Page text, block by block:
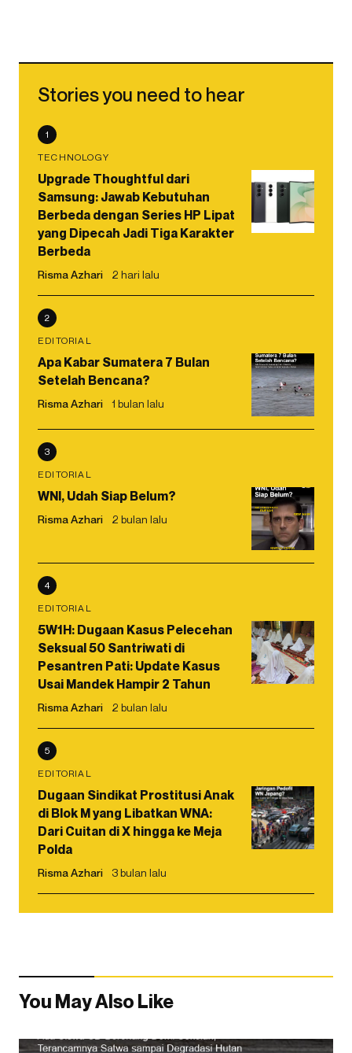
Stories you need to hear
1
TECHNOLOGY
Upgrade Thoughtful dari
Samsung: Jawab Kebutuhan
Berbeda dengan Series HP Lipat
yang Dipecah Jadi Tiga Karakter
Berbeda
Risma Azhari 2 hari lalu
2
EDITORIAL
Apa Kabar Sumatera 7 Bulan
Setelah Bencana?
Risma Azhari 1 bulan lalu
3
EDITORIAL
WNI, Udah Siap Belum?
Risma Azhari 2 bulan lalu
4
EDITORIAL
5W1H: Dugaan Kasus Pelecehan
Seksual 50 Santriwati di
Pesantren Pati: Update Kasus
Usai Mandek Hampir 2 Tahun
Risma Azhari 2 bulan lalu
5
EDITORIAL
Dugaan Sindikat Prostitusi Anak
di Blok M yang Libatkan WNA:
Dari Cuitan di X hingga ke Meja
Polda
Risma Azhari 3 bulan lalu
You May Also Like